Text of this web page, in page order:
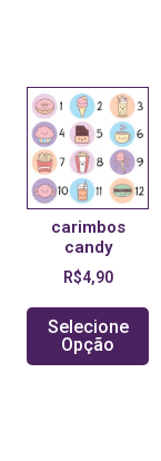
carimbos
candy
R$4,90
Selecione
Opção